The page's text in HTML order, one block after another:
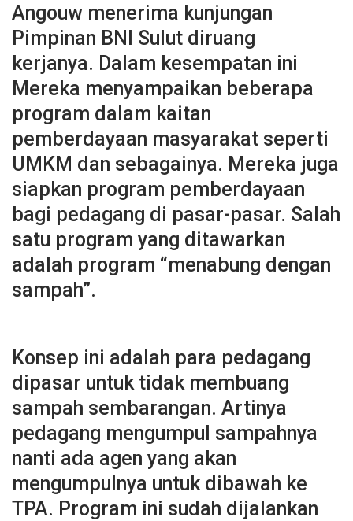
Angouw menerima kunjungan
Pimpinan BNI Sulut diruang
kerjanya. Dalam kesempatan ini
Mereka menyampaikan beberapa
program dalam kaitan
pemberdayaan masyarakat seperti
UMKM dan sebagainya. Mereka juga
siapkan program pemberdayaan
bagi pedagang di pasar-pasar. Salah
satu program yang ditawarkan
adalah program “menabung dengan
sampah”.
Konsep ini adalah para pedagang
dipasar untuk tidak membuang
sampah sembarangan. Artinya
pedagang mengumpul sampahnya
nanti ada agen yang akan
mengumpulnya untuk dibawah ke
TPA. Program ini sudah dijalankan